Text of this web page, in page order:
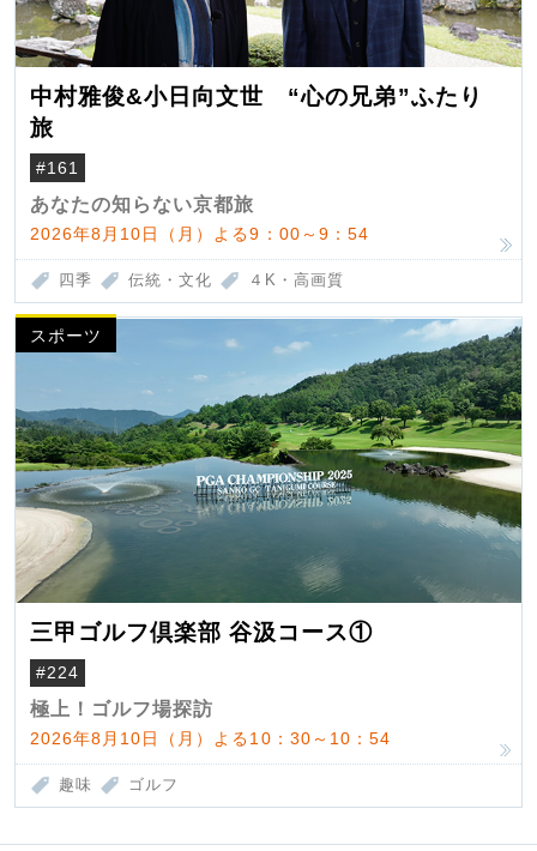
中村雅俊&小日向文世 “心の兄弟”ふたり
旅
#161
あなたの知らない京都旅
2026年8月10日（月）よる9：00～9：54
四季 伝統・文化 ４K・高画質
スポーツ
三甲ゴルフ倶楽部 谷汲コース①
#224
極上！ゴルフ場探訪
2026年8月10日（月）よる10：30～10：54
趣味 ゴルフ